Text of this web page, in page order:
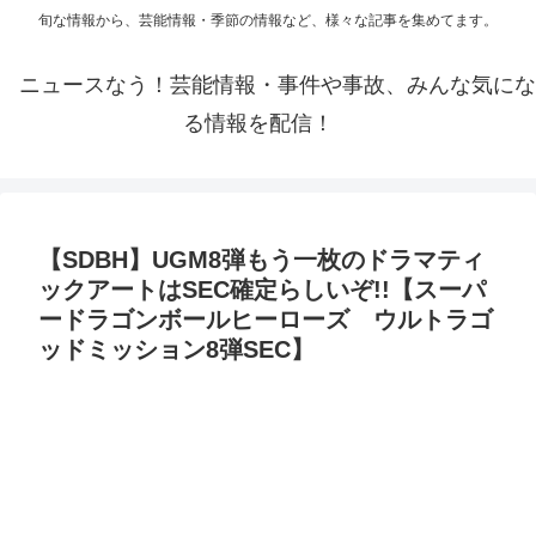
旬な情報から、芸能情報・季節の情報など、様々な記事を集めてます。
ニュースなう！芸能情報・事件や事故、みんな気にな
る情報を配信！
【SDBH】UGM8弾もう一枚のドラマティ
ックアートはSEC確定らしいぞ!!【スーパ
ードラゴンボールヒーローズ ウルトラゴ
ッドミッション8弾SEC】